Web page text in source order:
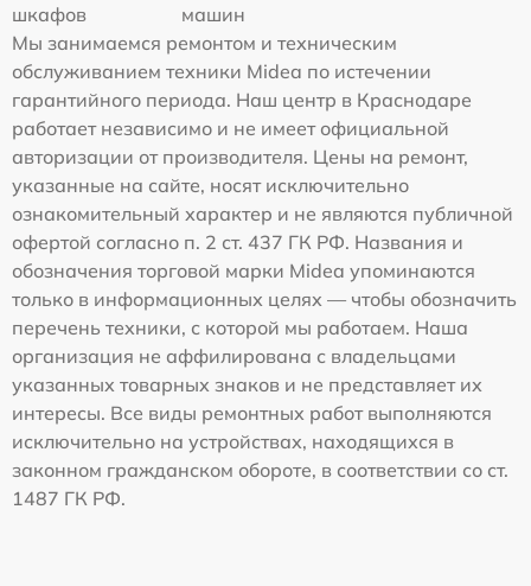
шкафов
машин
Мы занимаемся ремонтом и техническим
обслуживанием техники Midea по истечении
гарантийного периода. Наш центр в Краснодаре
работает независимо и не имеет официальной
авторизации от производителя. Цены на ремонт,
указанные на сайте, носят исключительно
ознакомительный характер и не являются публичной
офертой согласно п. 2 ст. 437 ГК РФ. Названия и
обозначения торговой марки Midea упоминаются
только в информационных целях — чтобы обозначить
перечень техники, с которой мы работаем. Наша
организация не аффилирована с владельцами
указанных товарных знаков и не представляет их
интересы. Все виды ремонтных работ выполняются
исключительно на устройствах, находящихся в
законном гражданском обороте, в соответствии со ст.
1487 ГК РФ.